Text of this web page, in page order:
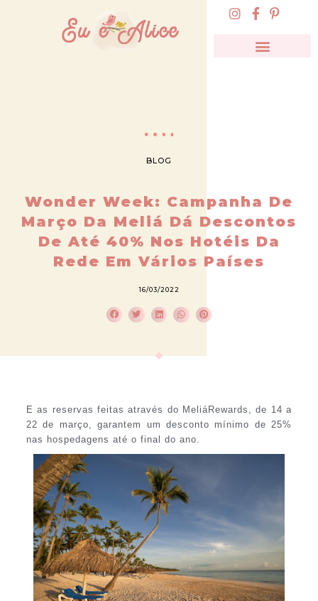
BLOG
Wonder Week: Campanha De
Março Da Meliá Dá Descontos
De Até 40% Nos Hotéis Da
Rede Em Vários Países
16/03/2022
E as reservas feitas através do MeliáRewards, de 14 a
22 de março, garantem um desconto mínimo de 25%
nas hospedagens até o final do ano.